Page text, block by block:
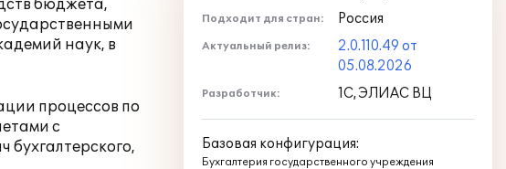
бюджета,
наук, в
процессов по
с
Подходит для стран: Россия
Актуальный релиз:
2.0.110.49 от
05.08.2026
Разработчик: 1С, ЭЛИАС ВЦ
Базовая конфигурация:
Бухгалтерия государственного учреждения